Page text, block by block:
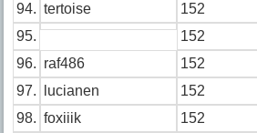
94. tertoise
152
95.
152
96. raf486
152
97.
lucianen
152
98. foxiiik
152